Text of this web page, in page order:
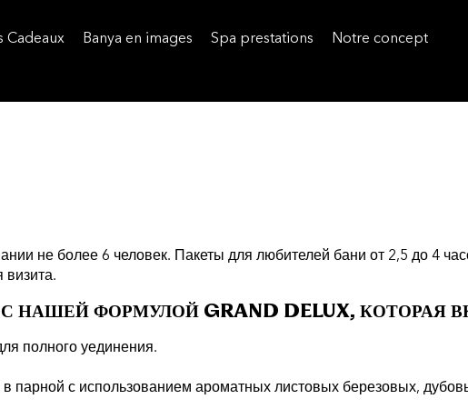
Cadeaux Banya en images Spa prestations
Notre concept
не более 6 человек. Пакеты для любителей бани от 2,5 до 4
визита.
ФОРМУЛОЙ GRAND DELUX, КОТОРАЯ
полного уединения.
парной с использованием ароматных листовых березовых,